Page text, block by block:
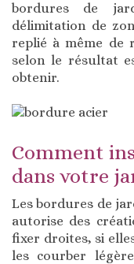
bordures de
délimitation de
replié à même de
selon le résultat
obtenir.
Comment
dans votre
Les bordures de
autorise des
fixer droites, si
les courber